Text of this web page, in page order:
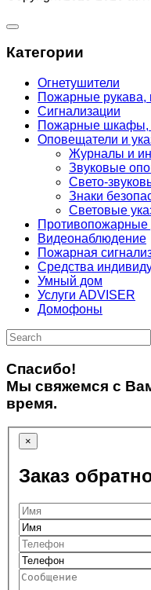
Категории
Огнетушители
Пожарные рукава,
Сигнализации
Пожарные шкафы,
Оповещатели и
Журналы и
Звуковые
Свето-
Знаки
Световые
Противопожарные
Видеонаблюдение
Пожарная
Средства
Умный дом
Услуги ADVISER
Домофоны
Спасибо!
Мы свяжемся с
время.
×
Заказ